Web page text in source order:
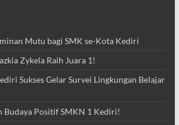
Mutu bagi SMK se-Kota Kediri
Zykela Raih Juara 1!
Sukses Gelar Survei Lingkungan Belajar
Budaya Positif SMKN 1 Kediri!